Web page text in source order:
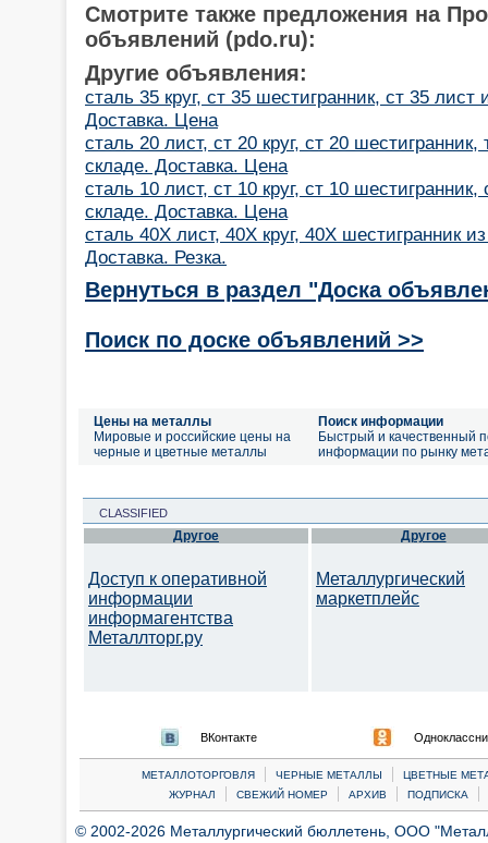
Смотрите также предложения на
объявлений (pdo.ru):
Другие объявления:
сталь 35 круг, ст 35 шестигранник, ст 35 лист
Доставка. Цена
сталь 20 лист, ст 20 круг, ст 20
складе. Доставка. Цена
сталь 10 лист, ст 10 круг, ст 10
складе. Доставка. Цена
сталь 40Х лист, 40Х круг, 40Х шестигранник
Доставка. Резка.
Вернуться в раздел "Доска
Поиск по доске объявлений >>
Цены на металлы
Мировые и российские цены на
черные и цветные металлы
Поиск информации
Быстрый и качественный
информации по рынку
CLASSIFIED
Другое
Доступ к оперативной
информации
информагентства
Металлторг.ру
Другое
Металлургический
маркетплейс
ВКонтакте
МЕТАЛЛОТОРГОВЛЯ | ЧЕРНЫЕ МЕТАЛЛЫ |
ЦВЕТНЫЕ
ЖУРНАЛ
| СВЕЖИЙ НОМЕР | АРХИВ | ПОДПИСКА |
© 2002-2026 Металлургический бюллетень, ООО